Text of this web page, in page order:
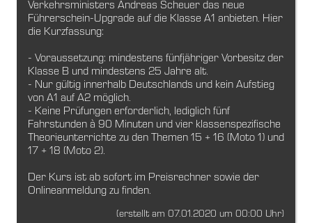
Verkehrsministers Andreas Scheuer das neue
Führerschein-Upgrade auf die Klasse A1 anbieten. Hier
die Kurzfassung:
- Voraussetzung: mindestens fünfjähriger Vorbesitz der
Klasse B und mindestens 25 Jahre alt.
- Nur gültig innerhalb Deutschlands und kein Aufstieg
von A1 auf A2 möglich.
- Keine Prüfungen erforderlich, lediglich fünf
Fahrstunden à 90 Minuten und vier klassenspezifische
Theorieunterrichte zu den Themen 15 + 16 (Moto 1) und
17 + 18 (Moto 2).
Der Kurs ist ab sofort im Preisrechner sowie der
Onlineanmeldung zu finden.
(erstellt am 07.01.2020 um 00:00 Uhr)